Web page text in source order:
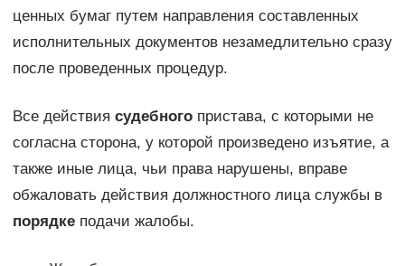
ценных бумаг путем направления составленных
исполнительных документов незамедлительно сразу
после проведенных процедур.
Все действия судебногопристава, с которыми не
согласна сторона, у которой произведено изъятие, а
также иные лица, чьи права нарушены, вправе
обжаловать действия должностного лица службы в
порядкеподачи жалобы.